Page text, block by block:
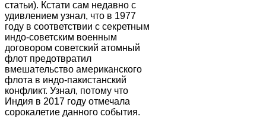
статьи). Кстати сам недавно с
удивлением узнал, что в 1977
году в соответствии с секретным
индо-советским военным
договором советский атомный
флот предотвратил
вмешательство американского
флота в индо-пакистанский
конфликт. Узнал, потому что
Индия в 2017 году отмечала
сорокалетие данного события.